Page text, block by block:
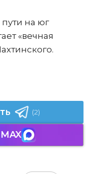
пути на юг
«вечная
(2)